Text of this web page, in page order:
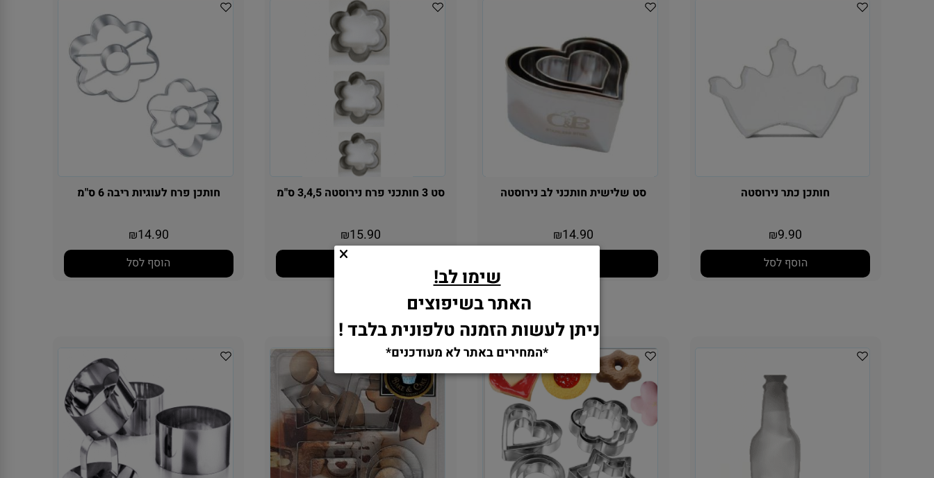
חותכן כתר נירוסטה
₪9.90
הוסף לסל
סט שלישית חותכני לב נירוסטה
₪ 14.90
סט 3 חותכני פרח נירוסטה 3,4,5 ס"מ
₪ 15.90
חותכן פרח לעוגיות ריבה 6 ס"מ
₪ 14.90
הוסף לסל
שימו לב!
האתר בשיפוצים
ניתן לעשות הזמנה טלפונית בלבד !
*המחירים באתר לא מעודכנים*